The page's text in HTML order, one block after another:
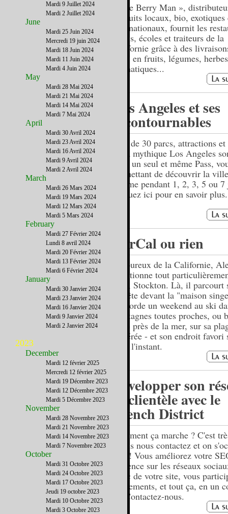
« The Berry Man »,
produits locaux, bio, exotiques
internationaux, fournit les
hôtels, écoles et traiteurs de la
Californie grâce à des
sur 7 en fruits, légumes, herbes
aromatiques...
Los Angeles et ses
incontournables
Plus de 30 parcs, attractions
de la mythique Los Angeles
dans un seul et même Pass,
permettant de découvrir la
rythme pendant 1, 2, 3, 5 ou
Cliquez ici pour en savoir plus.
NorCal ou rien
Amoureux de la Californie,
affectionne tout
ville, Stockton. Là, il parcourt
s'arrête devant la "maison
s'accorde un weekend au ski
montagnes toutes proches, ou
virée près de la mer, sur sa
préférée - et son endroit
pour l'instant.
Développer son
sa clientèle avec le
French District
Comment ça marche ? C'est
: vous nous contactez et on
tout ! Vous améliorez votre
présence sur les réseaux
trafic de votre site, vous
événements, et tout ça, en un
fil. Contactez-nous.
Mardi 9 Juillet 2024
Mardi 2 Juillet 2024
June
Mardi 25 Juin 2024
Mercredi 19 juin 2024
Mardi 18 Juin 2024
Mardi 11 Juin 2024
Mardi 4 Juin 2024
May
Mardi 28 Mai 2024
Mardi 21 Mai 2024
Mardi 14 Mai 2024
Mardi 7 Mai 2024
April
Mardi 30 Avril 2024
Mardi 23 Avril 2024
Mardi 16 Avril 2024
Mardi 9 Avril 2024
Mardi 2 Avril 2024
March
Mardi 26 Mars 2024
Mardi 19 Mars 2024
Mardi 12 Mars 2024
Mardi 5 Mars 2024
February
Mardi 27 Février 2024
Lundi 8 avril 2024
Mardi 20 Février 2024
Mardi 13 Février 2024
Mardi 6 Février 2024
January
Mardi 30 Janvier 2024
Mardi 23 Janvier 2024
Mardi 16 Janvier 2024
Mardi 9 Janvier 2024
Mardi 2 Janvier 2024
2023
December
Mardi 12 février 2025
Mercredi 12 février 2025
Mardi 19 Décembre 2023
Mardi 12 Décembre 2023
Mardi 5 Décembre 2023
November
Mardi 28 Novembre 2023
Mardi 21 Novembre 2023
Mardi 14 Novembre 2023
Mardi 7 Novembre 2023
October
Mardi 31 Octobre 2023
Mardi 24 Octobre 2023
Mardi 17 Octobre 2023
Jeudi 19 octobre 2023
Mardi 10 Octobre 2023
Mardi 3 Octobre 2023